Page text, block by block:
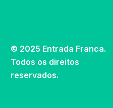
© 2025 Entrada Franca.
Todos os direitos
reservados.